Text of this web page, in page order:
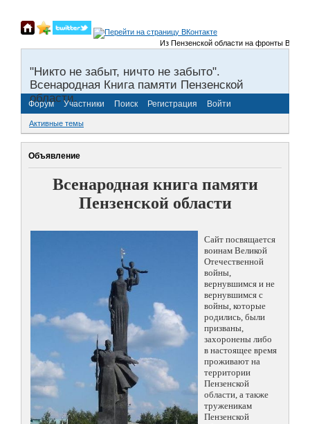
Из Пензенской области на фронты
"Никто не забыт, ничто не забыто".
Всенародная Книга памяти Пензенской
области.
Форум Участники Поиск Регистрация Войти
Активные темы
Объявление
Всенародная книга памяти
Пензенской области
Сайт посвящается
воинам Великой
Отечественной
войны,
вернувшимся и не
вернувшимся с
войны, которые
родились, были
призваны,
захоронены либо
в настоящее время
проживают на
территории
Пензенской
области, а также
труженикам
Пензенской